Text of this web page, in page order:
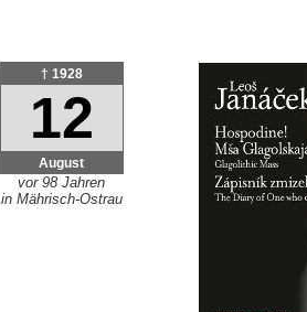
† 1928
12
August
vor 98 Jahren
in Mährisch-Ostrau